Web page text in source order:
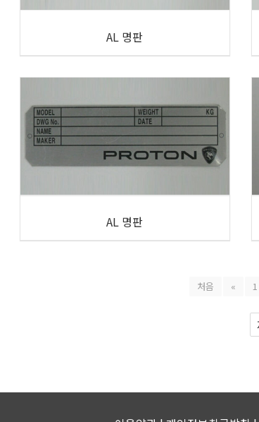
AL 명판
AL 명판
처음 « 1